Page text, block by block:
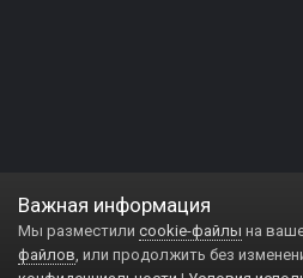
Важная информация
Мы разместили cookie-файлы на
файлов, или продолжить без